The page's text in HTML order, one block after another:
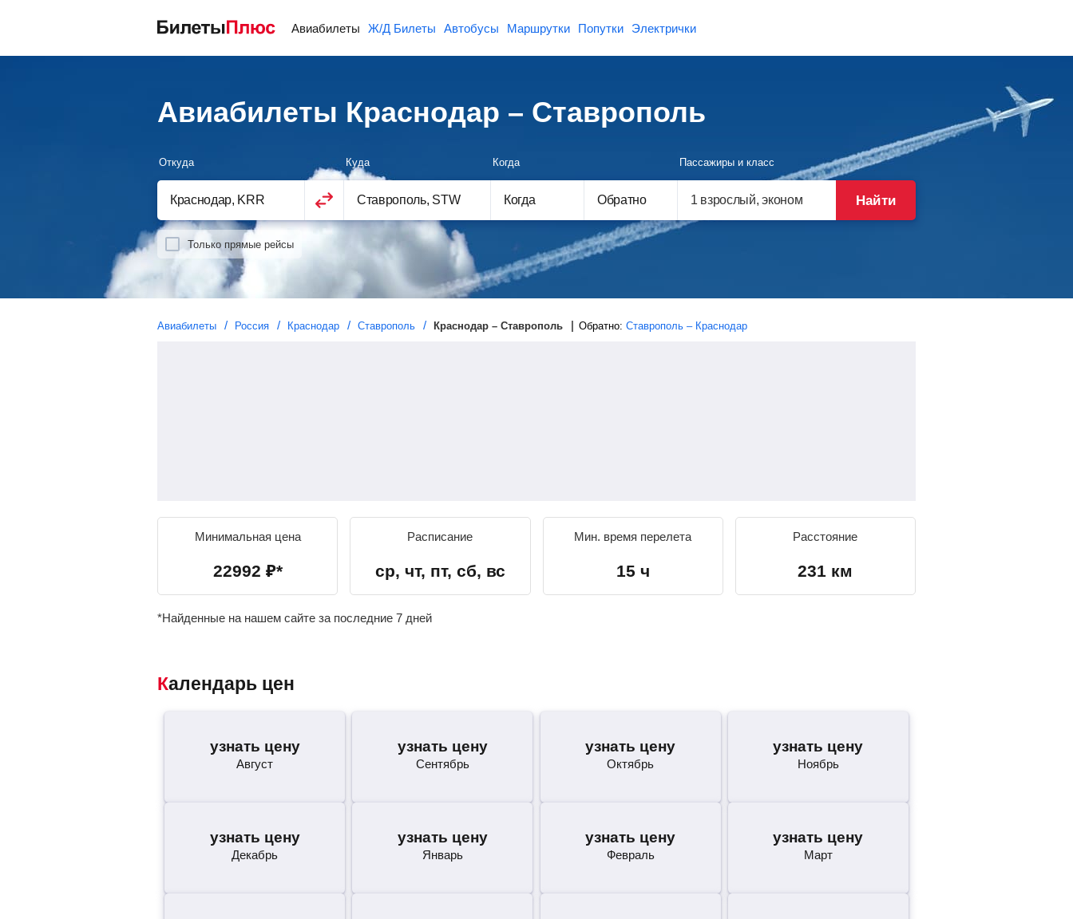
Авиабилеты Ж/Д Билеты Автобусы Маршрутки Попутки Электрички
Авиабилеты Краснодар – Ставрополь
Откуда Куда
Когда
Когда
Обратно
Пассажиры и класс
Только прямые рейсы
Найти
Авиабилеты Россия Краснодар Ставрополь Краснодар – Ставрополь Обратно: Ставрополь – Краснодар
Минимальная цена
22992 ₽*
Расписание
ср, чт, пт, сб, вс
Мин. время перелета
15 ч
Расстояние
231 км
*Найденные на нашем сайте за последние 7 дней
Календарь цен
узнать цену
Август
узнать цену
Сентябрь
узнать цену
Октябрь
узнать цену
Ноябрь
узнать цену
Декабрь
узнать цену
Январь
узнать цену
Февраль
узнать цену
Март